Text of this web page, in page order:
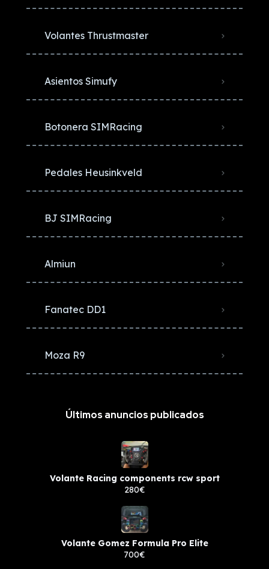
Volantes Thrustmaster
Asientos Simufy
Botonera SIMRacing
Pedales Heusinkveld
BJ SIMRacing
Almiun
Fanatec DD1
Moza R9
Últimos anuncios publicados
Volante Racing components rcw sport
280€
Volante Gomez Formula Pro Elite
700€